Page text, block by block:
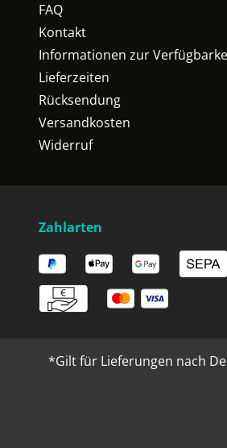
FAQ
Kontakt
Informationen zur
Lieferzeiten
Rücksendung
Versandkosten
Widerruf
Zahlarten
*Gilt für Lieferungen nach